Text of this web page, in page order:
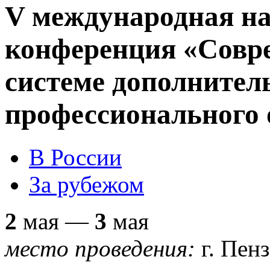
V международная
конференция
системе
профессионального
В России
За рубежом
2 мая — 3 мая
место проведения: г.